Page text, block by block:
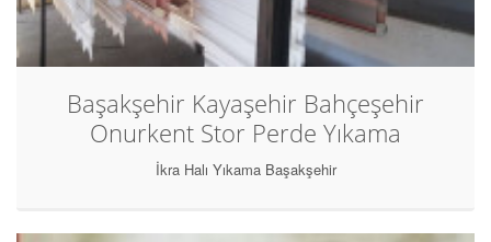
Başakşehir Kayaşehir Bahçeşehir
Onurkent Stor Perde Yıkama
İkra Halı Yıkama Başakşehir